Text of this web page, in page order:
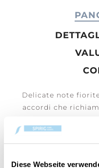
Diese Webseite
Delicate note
accordi che
Le candele a forma